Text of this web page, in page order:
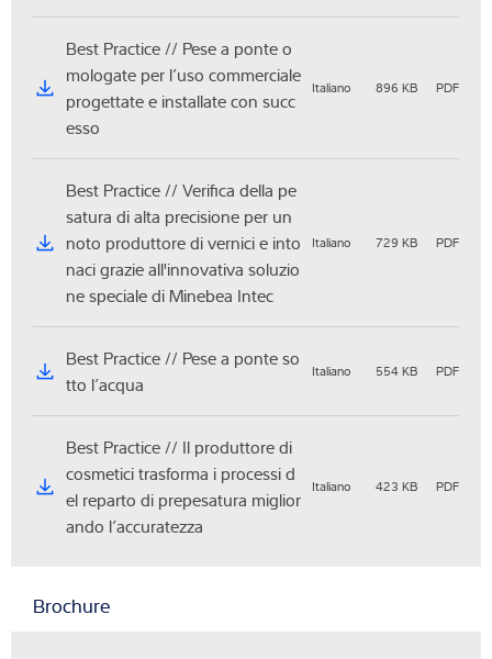
Best Practice // Pese a ponte o
mologate per l’uso commerciale
progettate e installate con succ
esso
Italiano 896 KB PDF
Best Practice // Verifica della pe
satura di alta precisione per un
noto produttore di vernici e into
naci grazie all'innovativa soluzio
ne speciale di Minebea Intec
Italiano 729 KB PDF
Best Practice // Pese a ponte so
tto l’acqua
Italiano 554 KB PDF
Best Practice // Il produttore di
cosmetici trasforma i processi d
el reparto di prepesatura miglior
ando l’accuratezza
Italiano 423 KB PDF
Brochure